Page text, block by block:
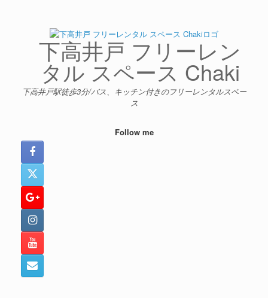
下高井戸 フリーレン
タル スペース Chaki
下高井戸駅徒歩3分/バス、キッチン付きのフリーレンタルスペー
ス
Follow me